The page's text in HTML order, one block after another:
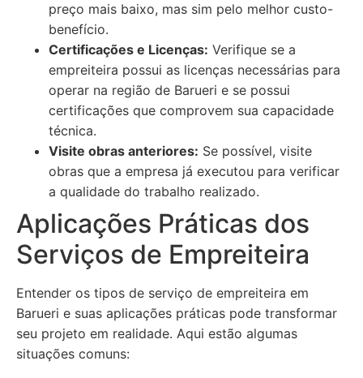
preço mais baixo, mas sim pelo melhor custo-
benefício.
Certificações e Licenças: Verifique se a
empreiteira possui as licenças necessárias para
operar na região de Barueri e se possui
certificações que comprovem sua capacidade
técnica.
Visite obras anteriores: Se possível, visite
obras que a empresa já executou para verificar
a qualidade do trabalho realizado.
Aplicações Práticas dos
Serviços de Empreiteira
Entender os tipos de serviço de empreiteira em
Barueri e suas aplicações práticas pode transformar
seu projeto em realidade. Aqui estão algumas
situações comuns: